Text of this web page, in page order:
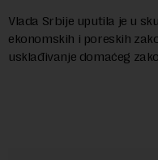
Vlada Srbije uputila je u
ekonomskih i poreskih
usklađivanje domaćeg